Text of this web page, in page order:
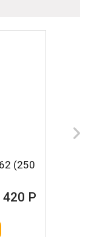
(250
420 Р